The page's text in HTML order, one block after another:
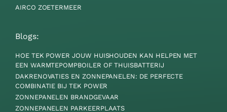
AIRCO ZOETERMEER
Blogs:
HOE TEK POWER JOUW HUISHOUDEN KAN HELPEN MET
EEN WARMTEPOMPBOILER OF THUISBATTERIJ
DAKRENOVATIES EN ZONNEPANELEN: DE PERFECTE
COMBINATIE BIJ TEK POWER
ZONNEPANELEN BRANDGEVAAR
ZONNEPANELEN PARKEERPLAATS